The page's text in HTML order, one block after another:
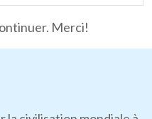
Merci!